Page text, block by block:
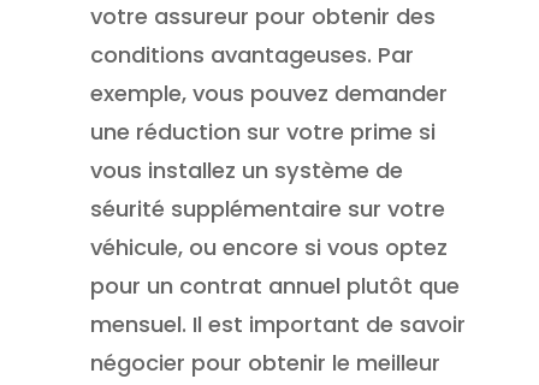
votre assureur pour obtenir des
conditions avantageuses. Par
exemple, vous pouvez demander
une réduction sur votre prime si
vous installez un système de
séurité supplémentaire sur votre
véhicule, ou encore si vous optez
pour un contrat annuel plutôt que
mensuel. Il est important de savoir
négocier pour obtenir le meilleur